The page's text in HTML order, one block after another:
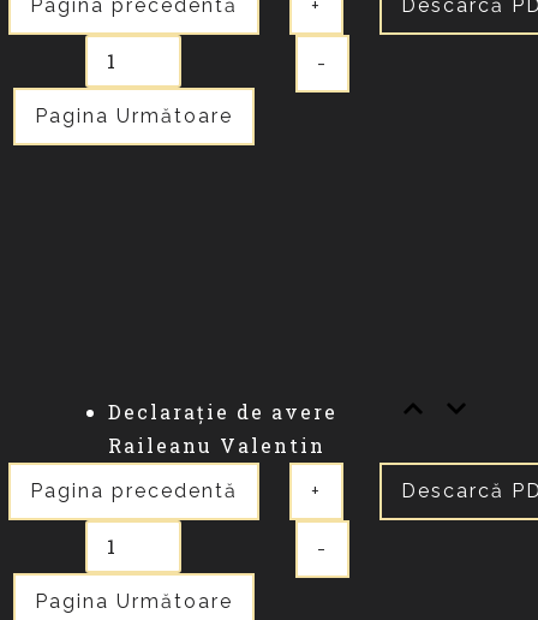
Pagina precedentă
Pagina Următoare
+
-
Descarcă
Declarație de avere
Raileanu Valentin
Pagina precedentă
Pagina Următoare
+
-
Descarcă